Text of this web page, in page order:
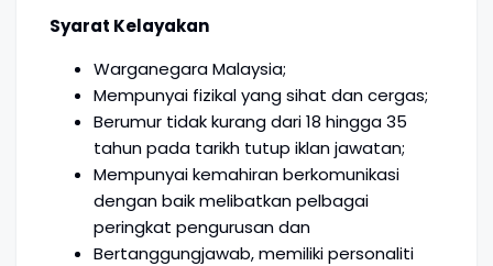
Syarat Kelayakan
Warganegara Malaysia;
Mempunyai fizikal yang sihat dan cergas;
Berumur tidak kurang dari 18 hingga 35
tahun pada tarikh tutup iklan jawatan;
Mempunyai kemahiran berkomunikasi
dengan baik melibatkan pelbagai
peringkat pengurusan dan
Bertanggungjawab, memiliki personaliti